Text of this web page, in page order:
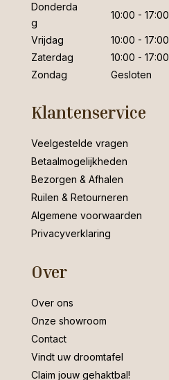
Donderda
g
10:00 - 17:00
Vrijdag
10:00 - 17:00
Zaterdag
10:00 - 17:00
Zondag
Gesloten
Klantenservice
Veelgestelde vragen
Betaalmogelijkheden
Bezorgen & Afhalen
Ruilen & Retourneren
Algemene voorwaarden
Privacyverklaring
Over
Over ons
Onze showroom
Contact
Vindt uw droomtafel
Claim jouw gehaktbal!